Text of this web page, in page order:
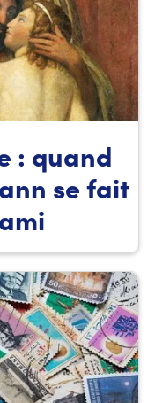
: quand
se fait